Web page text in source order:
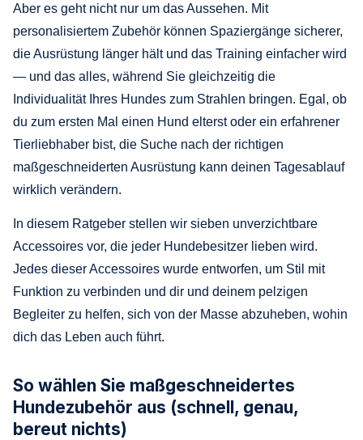
Aber es geht nicht nur um das Aussehen. Mit
personalisiertem Zubehör können Spaziergänge sicherer,
die Ausrüstung länger hält und das Training einfacher wird
— und das alles, während Sie gleichzeitig die
Individualität Ihres Hundes zum Strahlen bringen. Egal, ob
du zum ersten Mal einen Hund elterst oder ein erfahrener
Tierliebhaber bist, die Suche nach der richtigen
maßgeschneiderten Ausrüstung kann deinen Tagesablauf
wirklich verändern.
In diesem Ratgeber stellen wir sieben unverzichtbare
Accessoires vor, die jeder Hundebesitzer lieben wird.
Jedes dieser Accessoires wurde entworfen, um Stil mit
Funktion zu verbinden und dir und deinem pelzigen
Begleiter zu helfen, sich von der Masse abzuheben, wohin
dich das Leben auch führt.
So wählen Sie maßgeschneidertes
Hundezubehör aus (schnell, genau,
bereut nichts)